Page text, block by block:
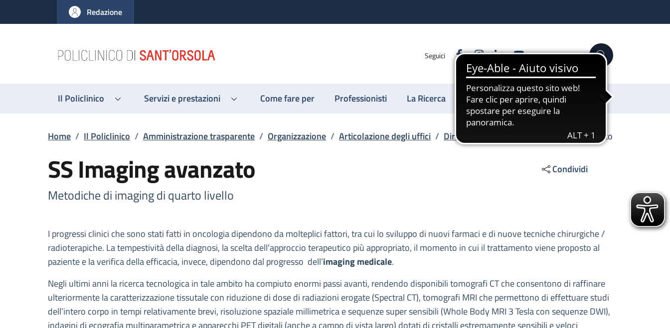
al contenuto principale
to footer content
Redazione
Seguici FacebookInstagram
LinkedinYouTube Cerca
Il Policlinico Servizi e prestazioni Come fare per Professionisti La Ricerca Sostienici
Briciole di pane
Home / Il Policlinico / Amministrazione trasparente / Organizzazione / Articolazione degli uffici / Direzione Scientifica SS Imaging avanzato
SS Imaging avanzato
Metodiche di imaging di quarto livello
Condividi
Descrizione
I progressi clinici che sono stati fatti in oncologia dipendono da molteplici fattori, tra cui lo sviluppo di nuovi farmaci e di nuove tecniche chirurgiche /
radioterapiche. La tempestività della diagnosi, la scelta dell’approccio terapeutico più appropriato, il momento in cui il trattamento viene proposto al
paziente e la verifica della efficacia, invece, dipendono dal progresso dell’imaging medicale.
Negli ultimi anni la ricerca tecnologica in tale ambito ha compiuto enormi passi avanti, rendendo disponibili tomografi CT che consentono di raffinare
ulteriormente la caratterizzazione tissutale con riduzione di dose di radiazioni erogate (Spectral CT), tomografi MRI che permettono di effettuare studi
dell’intero corpo in tempi relativamente brevi, risoluzione spaziale millimetrica e sequenze super sensibili (Whole Body MRI 3 Tesla con sequenze DWI),
indagini di ecografia multiparametrica e apparecchi PET digitali (anche a campo di vista largo) dotati di cristalli estremamente sensibili e veloci